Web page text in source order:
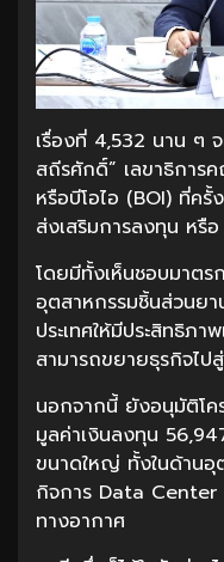
เรื่องที่ 4,532 นาน ๆ
สถีรศักดิ์” เลขาธิการ
หรือบีโอไอ (BOI) ที่ครั้
ส่งเสริมการลงทุน หรื
โดยมีทั้งเห็นชอบมาตร
อุตสาหกรรมชิ้นส่วนย
ประเทศให้มีประสิทธิภ
สามารถขยายธุรกิจไป
นอกจากนี้ ยังอนุมัติโค
มูลค่าเงินลงทุน
ขนาดใหญ่ ทั้งในด้านอุ
กิจการ Data Center
ทางอากาศ